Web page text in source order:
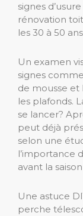
signes
rénovation
les 30 à 50
Un examen
signes
de mousse et
les plafonds.
se lancer?
peut déjà
selon une
l’importance
avant la
Une astuce
perche